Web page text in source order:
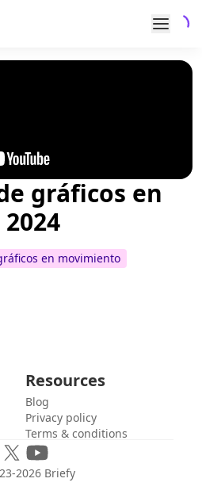
gráficos en
en movimiento
Resources
Blog
Privacy policy
Terms & conditions
2026 Briefy